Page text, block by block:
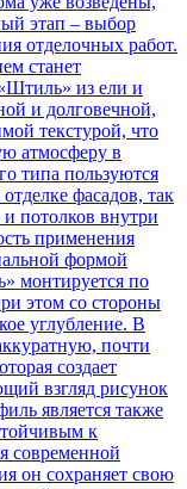
этап – выбор
отделочных работ.
станет
из ели и
и долговечной,
текстурой, что
атмосферу в
типа пользуются
фасадов, так
потолков внутри
применения
формой
монтируется по
этом со стороны
углубление. В
почти
создает
взгляд рисунок
является также
к
современной
он сохраняет свою